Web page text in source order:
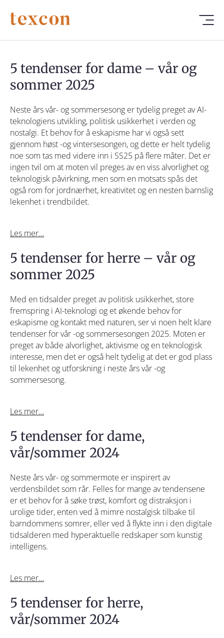
5 tendenser for dame – vår og
sommer 2025
Neste års vår- og sommersesong er tydelig preget av AI-
teknologiens utvikling, politisk usikkerhet i verden og
nostalgi. Et behov for å eskapisme har vi også sett
gjennom høst -og vintersesongen, og dette er helt tydelig
noe som tas med videre inn i SS25 på flere måter. Det er
ingen tvil om at moten vil preges av en viss alvorlighet og
teknologisk påvirkning, men som en motsats spås det
også rom for jordnærhet, kreativitet og en nesten barnslig
lekenhet i trendbildet.
Les mer…
5 tendenser for herre – vår og
sommer 2025
Med en tidsalder preget av politisk usikkerhet, store
fremspring i AI-teknologi og et økende behov for
eskapisme og kontakt med naturen, ser vi noen helt klare
tendenser for vår -og sommersesongen 2025. Moten er
preget av både alvorlighet, aktivisme og en teknologisk
interesse, men det er også helt tydelig at det er god plass
til lekenhet og utforskning i neste års vår -og
sommersesong.
Les mer…
5 tendenser for dame,
vår/sommer 2024
Neste års vår- og sommermote er inspirert av
verdensbildet som rår. Felles for mange av tendensene
er et behov for å søke trøst, komfort og distraksjon i
urolige tider, enten ved å mimre nostalgisk tilbake til
barndommens somrer, eller ved å flykte inn i den digitale
tidsalderen med hyperaktuelle redskaper som kunstig
intelligens.
Les mer…
5 tendenser for herre,
vår/sommer 2024